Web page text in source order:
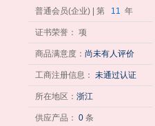
普通会员(企业) | 第 11 年
证书荣誉： 项
商品满意度： 尚未有人评价
工商注册信息： 未通过认证
所在地区： 浙江
供应产品： 0 条